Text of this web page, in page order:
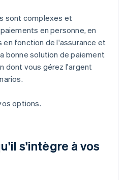
sont complexes et
en personne, en
en fonction de l'assurance et
bonne solution de paiement
dont vous gérez l'argent
options.
s'intègre à vos